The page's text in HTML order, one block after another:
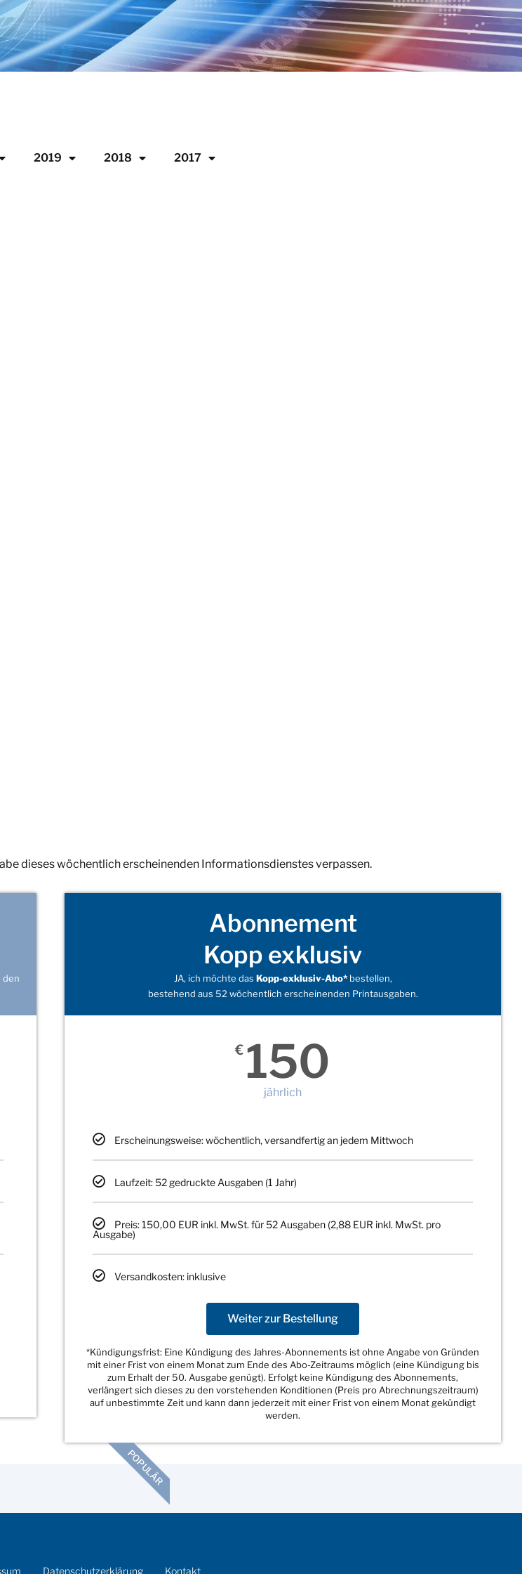
2019 2018 2017
dieses wöchentlich erscheinenden Informationsdienstes verpassen.
den
Abonnement
Kopp exklusiv
JA, ich möchte das Kopp-exklusiv-Abo*bestellen,
bestehend aus 52 wöchentlich erscheinenden Printausgaben.
€ 150
jährlich
Erscheinungsweise: wöchentlich, versandfertig an jedem Mittwoch
Laufzeit: 52 gedruckte Ausgaben (1 Jahr)
Preis: 150,00 EUR inkl. MwSt. für 52 Ausgaben (2,88 EUR inkl. MwSt. pro
Ausgabe)
Versandkosten: inklusive
Weiter zur Bestellung
*Kündigungsfrist: Eine Kündigung des Jahres-Abonnements ist ohne Angabe von Gründen
mit einer Frist von einem Monat zum Ende des Abo-Zeitraums möglich (eine Kündigung bis
zum Erhalt der 50. Ausgabe genügt). Erfolgt keine Kündigung des Abonnements,
verlängert sich dieses zu den vorstehenden Konditionen (Preis pro Abrechnungszeitraum)
auf unbestimmte Zeit und kann dann jederzeit mit einer Frist von einem Monat gekündigt
werden.
POPULÄR
Datenschutzerklärung Kontakt